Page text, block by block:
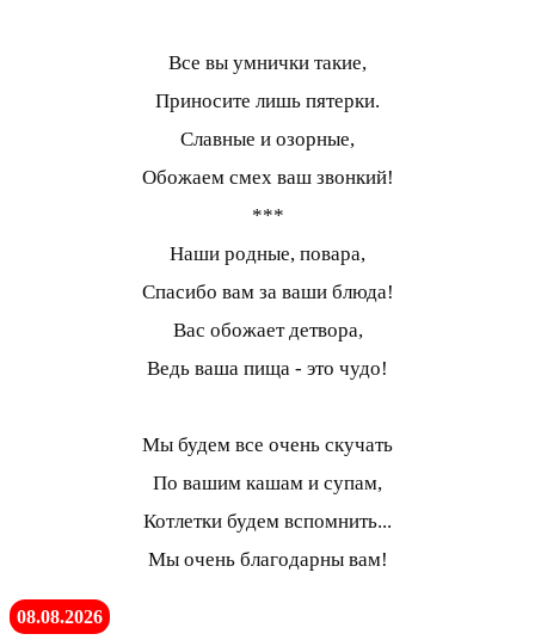
Все вы умнички такие,
Приносите лишь пятерки.
Славные и озорные,
Обожаем смех ваш звонкий!
***
Наши родные, повара,
Спасибо вам за ваши блюда!
Вас обожает детвора,
Ведь ваша пища - это чудо!
Мы будем все очень скучать
По вашим кашам и супам,
Котлетки будем вспомнить...
Мы очень благодарны вам!
08.08.2026